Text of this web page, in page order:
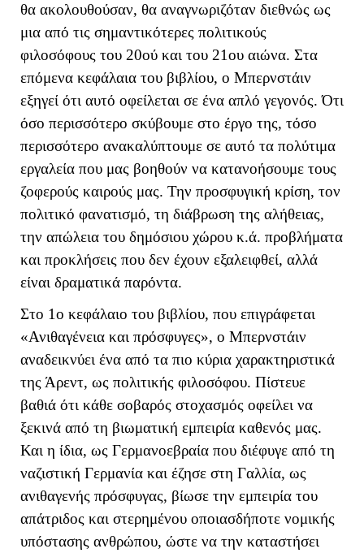
θα ακολουθούσαν, θα αναγνωριζόταν διεθνώς ως
μια από τις σημαντικότερες πολιτικούς
φιλοσόφους του 20ού και του 21ου αιώνα. Στα
επόμενα κεφάλαια του βιβλίου, ο Μπερνστάιν
εξηγεί ότι αυτό οφείλεται σε ένα απλό γεγονός. Ότι
όσο περισσότερο σκύβουμε στο έργο της, τόσο
περισσότερο ανακαλύπτουμε σε αυτό τα πολύτιμα
εργαλεία που μας βοηθούν να κατανοήσουμε τους
ζοφερούς καιρούς μας. Την προσφυγική κρίση, τον
πολιτικό φανατισμό, τη διάβρωση της αλήθειας,
την απώλεια του δημόσιου χώρου κ.ά. προβλήματα
και προκλήσεις που δεν έχουν εξαλειφθεί, αλλά
είναι δραματικά παρόντα.
Στο 1ο κεφάλαιο του βιβλίου, που επιγράφεται
«Ανιθαγένεια και πρόσφυγες», ο Μπερνστάιν
αναδεικνύει ένα από τα πιο κύρια χαρακτηριστικά
της Άρεντ, ως πολιτικής φιλοσόφου. Πίστευε
βαθιά ότι κάθε σοβαρός στοχασμός οφείλει να
ξεκινά από τη βιωματική εμπειρία καθενός μας.
Και η ίδια, ως Γερμανοεβραία που διέφυγε από τη
ναζιστική Γερμανία και έζησε στη Γαλλία, ως
ανιθαγενής πρόσφυγας, βίωσε την εμπειρία του
απάτριδος και στερημένου οποιασδήποτε νομικής
υπόστασης ανθρώπου, ώστε να την καταστήσει